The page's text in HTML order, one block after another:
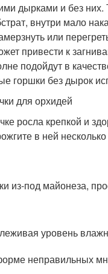
дырками и без
внутри мало
или
привести к
подойдут в
горшки без дырок
для орхидей
росла крепкой и
в ней
из-под майонеза,
уровень
неправильных